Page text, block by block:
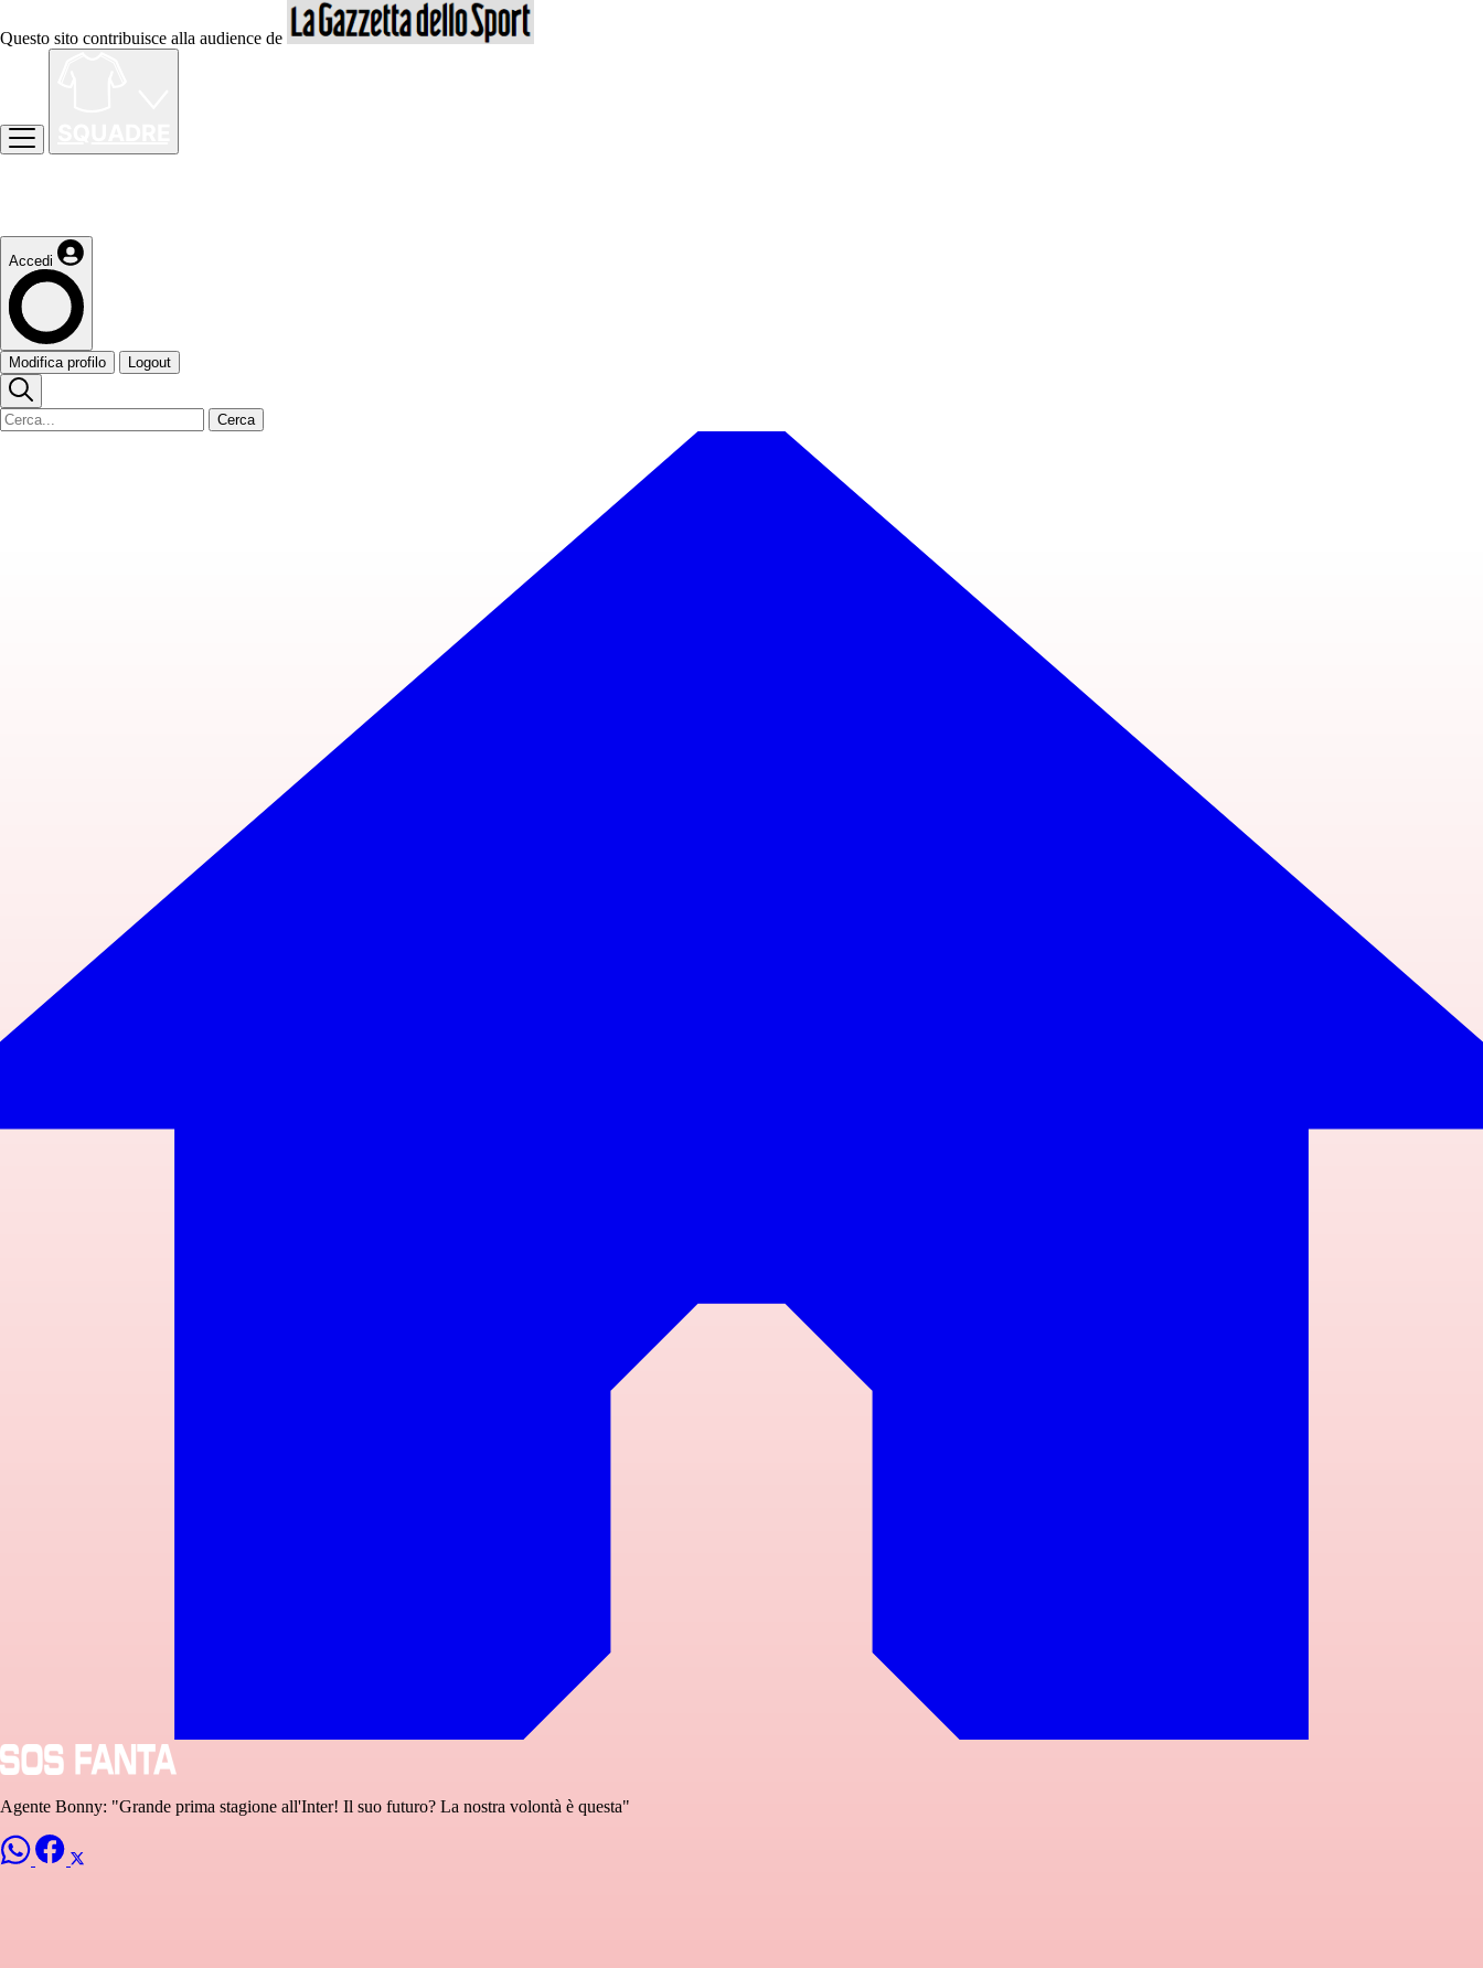
Questo sito contribuisce alla audience de
Accedi
Modifica profilo Logout
Cerca
Agente Bonny: "Grande prima stagione all'Inter! Il suo futuro? La nostra volontà è questa"